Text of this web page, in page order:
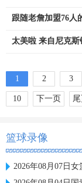
跟随老詹加盟76人
太美啦 来自尼克
1 2 3
10 下一页
篮球录像
2026年08月07日女